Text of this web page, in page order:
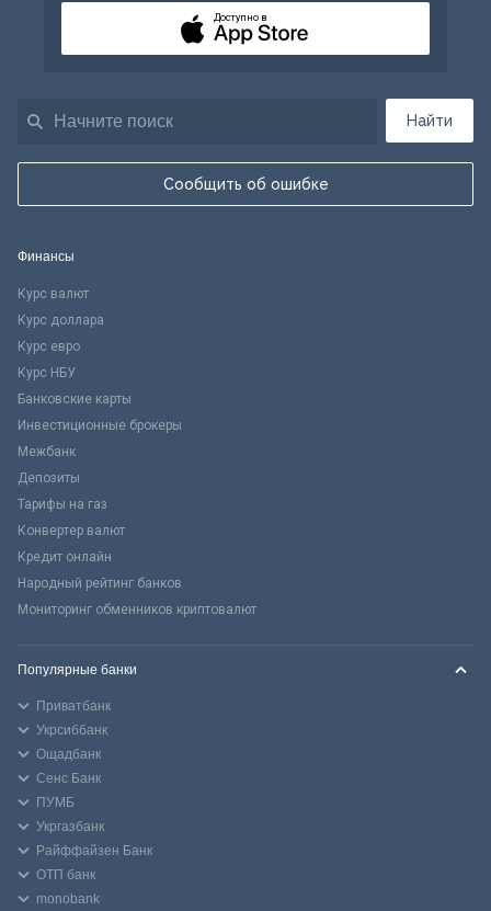
Найти
Сообщить об ошибке
Доступно в
Финансы
Курс валют
Курс доллара
Курс евро
Курс НБУ
Банковские карты
Инвестиционные брокеры
Межбанк
Депозиты
Тарифы на газ
Конвертер валют
Кредит онлайн
Народный рейтинг банков
Мониторинг обменников криптовалют
Популярные банки
Приватбанк
Укрсиббанк
Ощадбанк
Сенс Банк
ПУМБ
Укргазбанк
Райффайзен Банк
ОТП банк
monobank